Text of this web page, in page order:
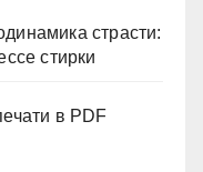
страсти:
стирки
в PDF